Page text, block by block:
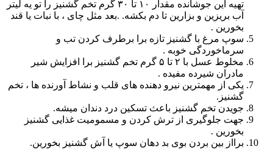
تهیه این جوشانده مقدار ۱۰ تا ۳۰ گرم تخم گشنیز را تو یه لیتر
آب بریزین و بزارین تا دم بکشه. .بعد مثل چای ، با نبات یا قند
بخورین .
سوپ مرغ با گشنیز تازه برا برطرف کردن تب و
سرماخوردگی خوبه .
مخلوط عسل با ۲ تا ۵ گرم تخم گشنیز برا افزایش شیر
مادران شیرده مفیده .
یکی از مهمترین نیرو دهنده های قلب و نشاط آورنده ها ، تخم
گشنیز.
جویدن تخم گشنیز باعث تسکین درد دندان میشه.
جهت جلوگیری از ترش کردن و مسمومیت غذایی گشنیز
بخورین .
برااز بین بردن بوی بد دهان سوپ یا آش گشنیز بخورین.